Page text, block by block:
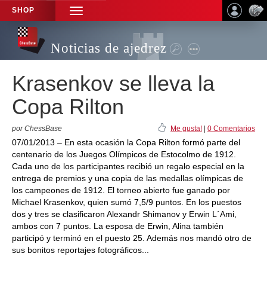
SHOP
TOGGLE
NAVIGATION
Noticias de ajedrez
Krasenkov se lleva la
Copa Rilton
por ChessBase Me gusta! 0 Comentarios
07/01/2013 – En esta ocasión la Copa Rilton formó parte del
centenario de los Juegos Olímpicos de Estocolmo de 1912.
Cada uno de los participantes recibió un regalo especial en la
entrega de premios y una copia de las medallas olímpicas de
los campeones de 1912. El torneo abierto fue ganado por
Michael Krasenkov, quien sumó 7,5/9 puntos. En los puestos
dos y tres se clasificaron Alexandr Shimanov y Erwin L´Ami,
ambos con 7 puntos. La esposa de Erwin, Alina también
participó y terminó en el puesto 25. Además nos mandó otro de
sus bonitos reportajes fotográficos...